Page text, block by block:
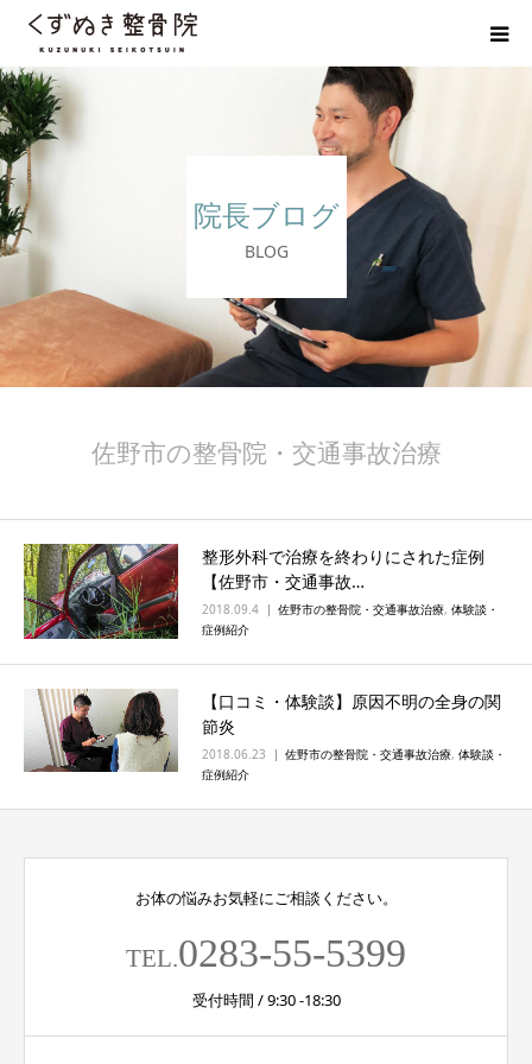
院長ブログ
BLOG
佐野市の整骨院・交通事故治療
整形外科で治療を終わりにされた症例
【佐野市・交通事故…
2018.09.4 佐野市の整骨院・交通事故治療, 体験談・
症例紹介
【口コミ・体験談】原因不明の全身の関
節炎
2018.06.23 佐野市の整骨院・交通事故治療, 体験談・
症例紹介
お体の悩みお気軽にご相談ください。
TEL.0283-55-5399
受付時間 / 9:30 -18:30
お客様の声
院長ブログ
佐野市の交通事故治療 整骨院